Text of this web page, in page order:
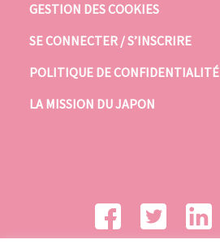
GESTION DES COOKIES
SE CONNECTER / S’INSCRIRE
POLITIQUE DE CONFIDENTIALITÉ
LA MISSION DU JAPON